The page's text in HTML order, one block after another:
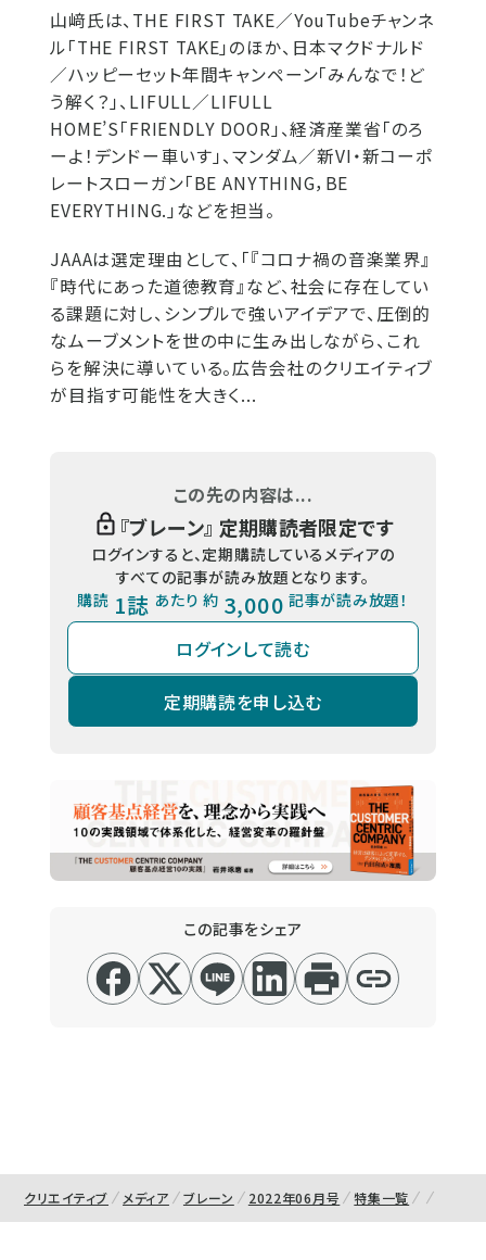
山﨑氏は、THE FIRST TAKE／YouTubeチャンネ
ル「THE FIRST TAKE」のほか、日本マクドナルド
／ハッピーセット年間キャンペーン「みんなで！ど
う解く？」、LIFULL／LIFULL
HOME’S「FRIENDLY DOOR」、経済産業省「のろ
ーよ！デンドー車いす」、マンダム／新VI・新コーポ
レートスローガン「BE ANYTHING，BE
EVERYTHING.」などを担当。
JAAAは選定理由として、「『コロナ禍の音楽業界』
『時代にあった道徳教育』など、社会に存在してい
る課題に対し、シンプルで強いアイデアで、圧倒的
なムーブメントを世の中に生み出しながら、これ
らを解決に導いている。広告会社のクリエイティブ
が目指す可能性を大きく...
この先の内容は...
『ブレーン』 定期購読者限定です
ログインすると、定期購読しているメディアの
すべての記事が読み放題となります。
購読 1誌 あたり 約 3,000 記事が読み放題！
ログインして読む
定期購読を申し込む
この記事をシェア
クリエイティブ メディア ブレーン 2022年06月号 特集一覧